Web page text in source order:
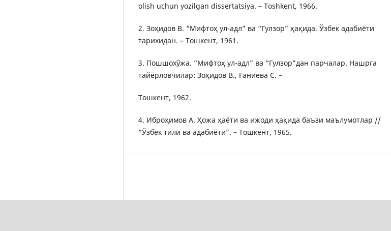
olish uchun yozilgan dissertatsiya. – Toshkent, 1966.
2. Зоҳидов В. “Мифтоҳ ул-адл” ва “Гулзор” ҳақида. Ўзбек адабиёти
тарихидан. – Тошкент, 1961.
3. Пошшохўжа. “Мифтоҳ ул-адл” ва “Гулзор”дан парчалар. Нашрга
тайёрловчилар: Зоҳидов В., Ғаниева С. –
Тошкент, 1962.
4. Иброҳимов А. Ҳожа ҳаёти ва ижоди ҳақида баъзи маълумотлар //
“Ўзбек тили ва адабиёти”. – Тошкент, 1965.